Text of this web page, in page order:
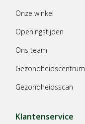
Onze winkel
Openingstijden
Ons team
Gezondheidscentrum
Gezondheidsscan
Klantenservice